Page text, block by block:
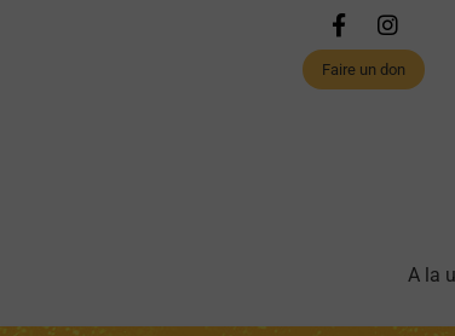
Faire un don
A la